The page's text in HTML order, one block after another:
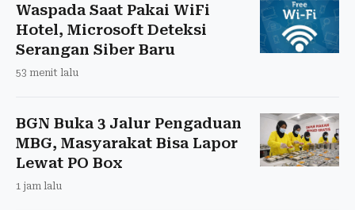
Waspada Saat Pakai WiFi
Hotel, Microsoft Deteksi
Serangan Siber Baru
53 menit lalu
BGN Buka 3 Jalur Pengaduan
MBG, Masyarakat Bisa Lapor
Lewat PO Box
1 jam lalu